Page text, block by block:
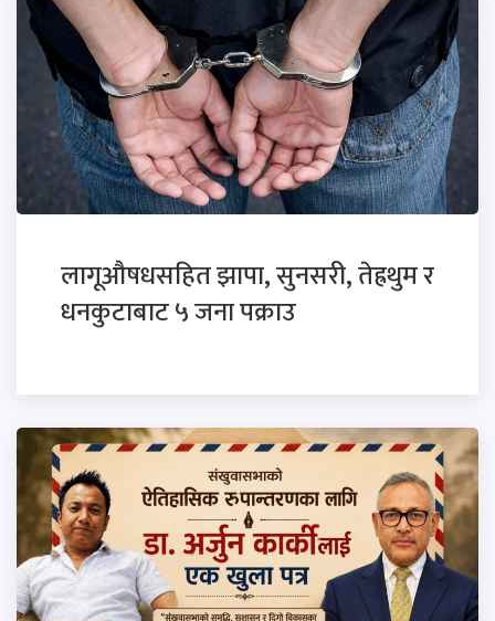
लागूऔषधसहित झापा, सुनसरी, तेह्रथुम र
धनकुटाबाट ५ जना पक्राउ